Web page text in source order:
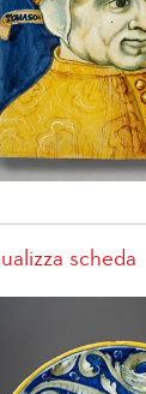
scheda